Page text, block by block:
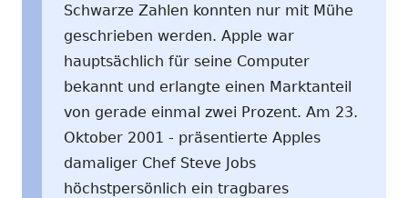
Schwarze Zahlen konnten nur mit Mühe
geschrieben werden. Apple war
hauptsächlich für seine Computer
bekannt und erlangte einen Marktanteil
von gerade einmal zwei Prozent. Am 23.
Oktober 2001 - präsentierte Apples
damaliger Chef Steve Jobs
höchstpersönlich ein tragbares